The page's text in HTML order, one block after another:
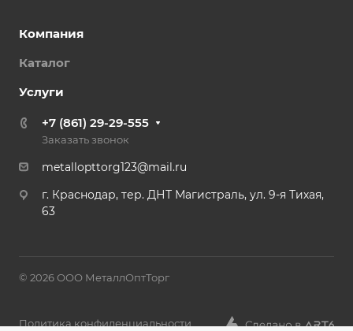
Компания
Каталог
Услуги
+7 (861) 29-29-555
Заказать звонок
metallopttorg123@mail.ru
г. Краснодар, тер. ДНТ Магистраль, ул. 9-я Тихая,
63
© 2026 ООО МеталлОптТорг
Политика конфиденциальности